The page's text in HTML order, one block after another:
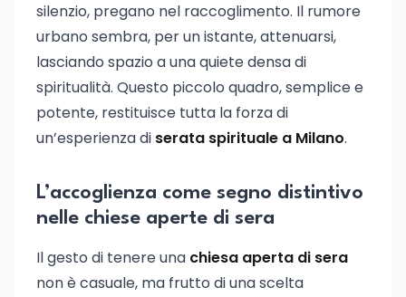
silenzio, pregano nel raccoglimento. Il rumore
urbano sembra, per un istante, attenuarsi,
lasciando spazio a una quiete densa di
spiritualità. Questo piccolo quadro, semplice e
potente, restituisce tutta la forza di
un’esperienza di serata spirituale a Milano.
L’accoglienza come segno distintivo
nelle chiese aperte di sera
Il gesto di tenere una chiesa aperta di sera
non è casuale, ma frutto di una scelta